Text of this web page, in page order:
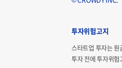
투자위험고지
스타트업 투자는
투자 전에 투자위